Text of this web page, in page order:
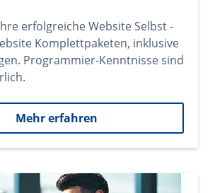
erfolgreiche Website Selbst -
Komplettpaketen, inklusive
Programmier-Kenntnisse sind
Mehr erfahren